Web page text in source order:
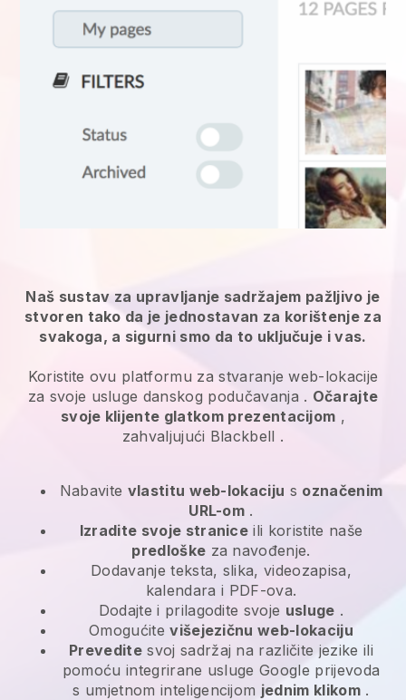
Naš sustav za upravljanje sadržajem pažljivo je
stvoren tako da je jednostavan za korištenje za
svakoga, a sigurni smo da to uključuje i vas.
Koristite ovu platformu za stvaranje web-lokacije
za svoje usluge danskog podučavanja . Očarajte
svoje klijente glatkom prezentacijom ,
zahvaljujući Blackbell .
Nabavite vlastitu web-lokaciju s označenim
URL-om .
Izradite svoje stranice ili koristite naše
predloške za navođenje.
Dodavanje teksta, slika, videozapisa,
kalendara i PDF-ova.
Dodajte i prilagodite svoje usluge .
Omogućitevišejezičnu web-lokaciju
Prevedite svoj sadržaj na različite jezike ili
pomoću integrirane usluge Google prijevoda
s umjetnom inteligencijom jednim klikom.